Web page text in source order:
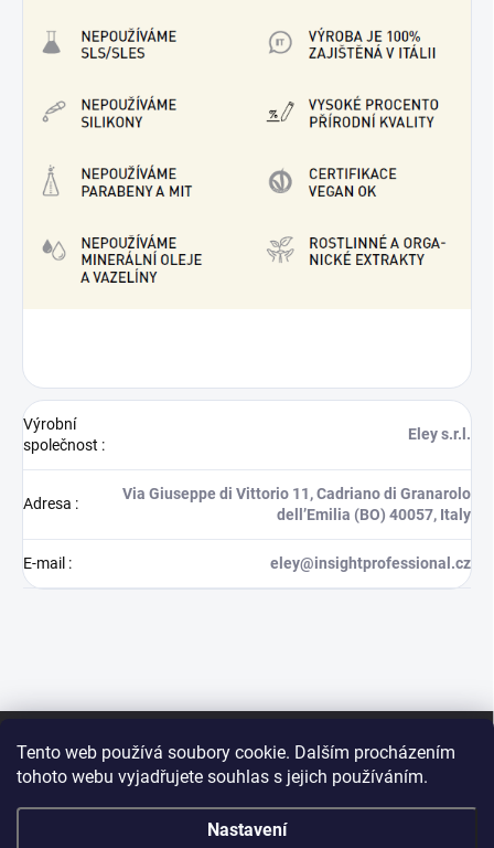
Tento web používá soubory cookie. Dalším procházením
tohoto webu vyjadřujete souhlas s jejich používáním.
Nastavení
Výrobní
společnost :
Eley s.r.l.
Adresa :
Via Giuseppe di Vittorio 11, Cadriano di Granarolo
dell’Emilia (BO) 40057, Italy
E-mail : eley@insightprofessional.cz